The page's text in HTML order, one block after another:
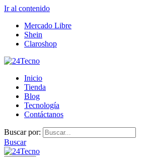
Ir al contenido
Mercado Libre
Shein
Claroshop
Inicio
Tienda
Blog
Tecnología
Contáctanos
Buscar por:
Buscar